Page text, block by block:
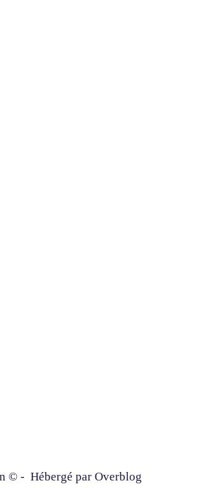
© - Hébergé par Overblog